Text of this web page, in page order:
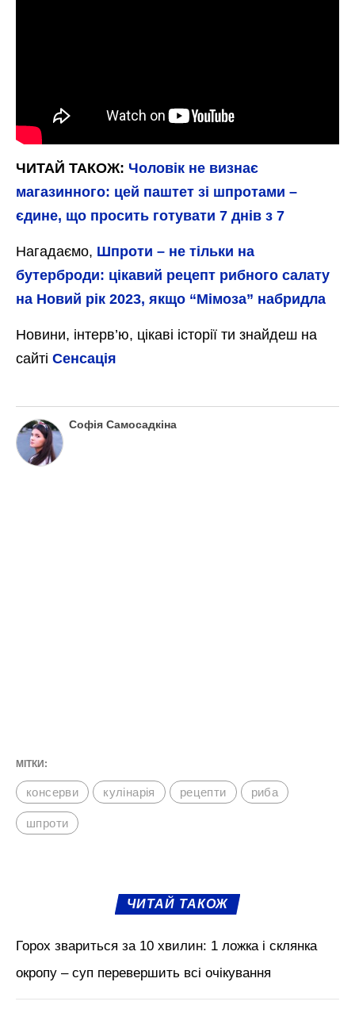
ЧИТАЙ ТАКОЖ: Чоловік не визнає
магазинного: цей паштет зі шпротами –
єдине, що просить готувати 7 днів з 7
Нагадаємо, Шпроти – не тільки на
бутерброди: цікавий рецепт рибного салату
на Новий рік 2023, якщо “Мімоза” набридла
Новини, інтерв’ю, цікаві історії ти знайдеш на
сайті Сенсація
Софія Самосадкіна
МІТКИ:
консерви кулінарія рецепти риба
шпроти
ЧИТАЙ ТАКОЖ
Горох звариться за 10 хвилин: 1 ложка і склянка
окропу – суп перевершить всі очікування